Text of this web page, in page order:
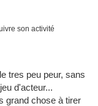
son activité
tres peu peur, sans
d'acteur...
grand chose à tirer